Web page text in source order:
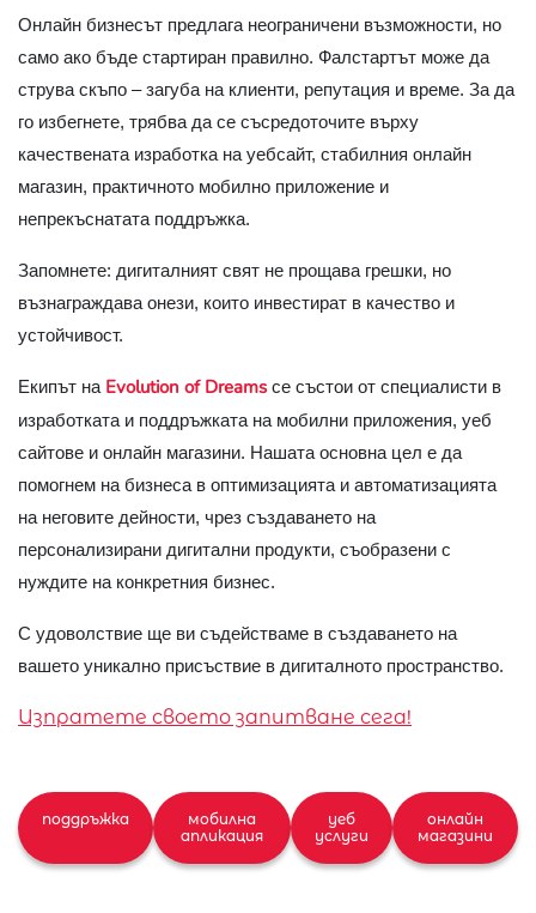
Онлайн бизнесът предлага неограничени възможности, но
само ако бъде стартиран правилно. Фалстартът може да
струва скъпо – загуба на клиенти, репутация и време. За да
го избегнете, трябва да се съсредоточите върху
качествената изработка на уебсайт, стабилния онлайн
магазин, практичното мобилно приложение и
непрекъснатата поддръжка.
Запомнете: дигиталният свят не прощава грешки, но
възнаграждава онези, които инвестират в качество и
устойчивост.
Екипът на Evolution of Dreams се състои от специалисти в
изработката и поддръжката на мобилни приложения, уеб
сайтове и онлайн магазини. Нашата основна цел е да
помогнем на бизнеса в оптимизацията и автоматизацията
на неговите дейности, чрез създаването на
персонализирани дигитални продукти, съобразени с
нуждите на конкретния бизнес.
С удоволствие ще ви съдействаме в създаването на
вашето уникално присъствие в дигиталното пространство.
Изпратете своето запитване сега!
поддръжка
мобилна
апликация
уеб
услуги
онлайн
магазини